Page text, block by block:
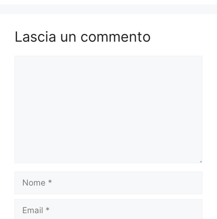
Lascia un commento